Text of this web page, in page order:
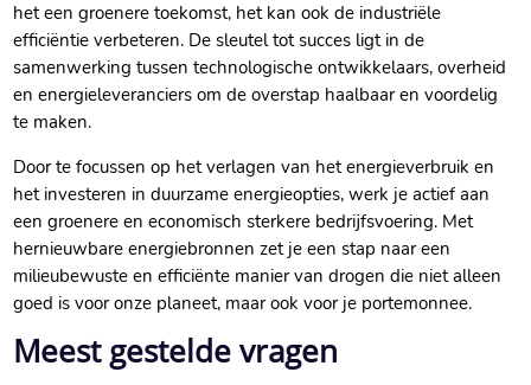
het een groenere toekomst, het kan ook de industriële
efficiëntie verbeteren.​ De sleutel tot succes ligt in de
samenwerking tussen technologische ontwikkelaars, overheid
en energieleveranciers om de overstap haalbaar en voordelig
te maken.​
Door te focussen op het verlagen van het energieverbruik en
het investeren in duurzame energieopties, werk je actief aan
een groenere en economisch sterkere bedrijfsvoering.​ Met
hernieuwbare energiebronnen zet je een stap naar een
milieubewuste en efficiënte manier van drogen die niet alleen
goed is voor onze planeet, maar ook voor je portemonnee.​
Meest gestelde vragen